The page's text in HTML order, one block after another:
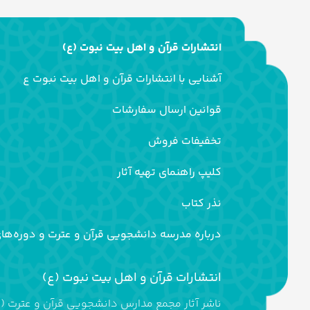
انتشارات قرآن و اهل بیت نبوت (ع)
آشنایی با انتشارات قرآن و اهل بیت نبوت ع
قوانین ارسال سفارشات
تخفیفات فروش
کلیپ راهنمای تهیه آثار
نذر کتاب
درباره مدرسه دانشجویی قرآن و عترت و
انتشارات قرآن و اهل بیت نبوت (ع)
ناشر آثار مجمع مدارس دانشجویی قرآن و عترت